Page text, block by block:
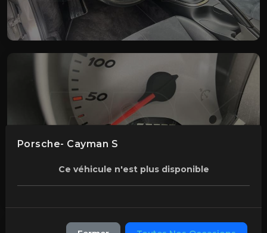
Porsche- Cayman S
Ce véhicule n'est plus disponible